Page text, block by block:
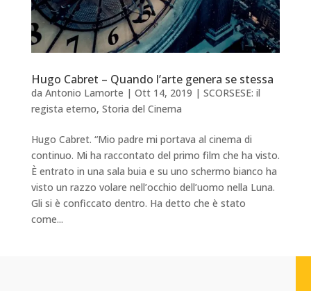
Hugo Cabret – Quando l’arte genera se stessa
da Antonio Lamorte | Ott 14, 2019 | SCORSESE: il
regista eterno, Storia del Cinema
Hugo Cabret. “Mio padre mi portava al cinema di
continuo. Mi ha raccontato del primo film che ha visto.
È entrato in una sala buia e su uno schermo bianco ha
visto un razzo volare nell’occhio dell’uomo nella Luna.
Gli si è conficcato dentro. Ha detto che è stato
come...